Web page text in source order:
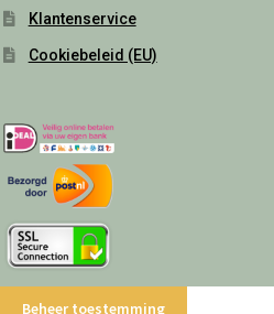
Klantenservice
Cookiebeleid (EU)
Beheer toestemming